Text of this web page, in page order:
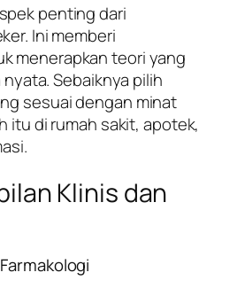
penting dari
Ini memberi
menerapkan teori yang
Sebaiknya pilih
sesuai dengan minat
itu di rumah sakit, apotek,
Klinis dan